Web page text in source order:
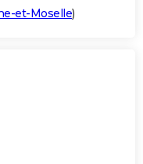
et-Moselle)